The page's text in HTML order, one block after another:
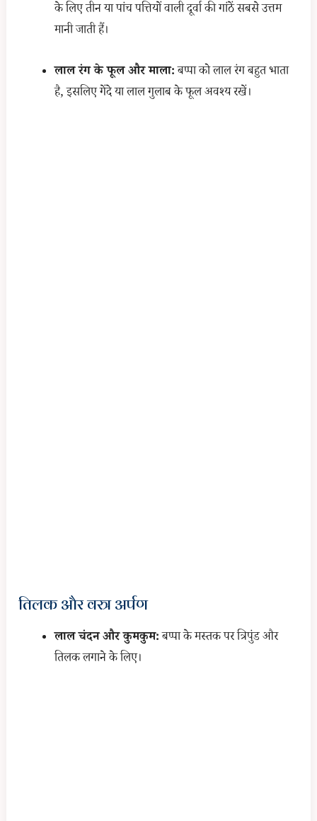
के लिए तीन या पांच पत्तियों वाली दूर्वा की गांठें सबसे उत्तम
मानी जाती हैं।
लाल रंग के फूल और माला:बप्पा को लाल रंग बहुत भाता
है, इसलिए गेंदे या लाल गुलाब के फूल अवश्य रखें।
तिलक और वस्त्र अर्पण
लाल चंदन और कुमकुम:बप्पा के मस्तक पर त्रिपुंड और
तिलक लगाने के लिए।